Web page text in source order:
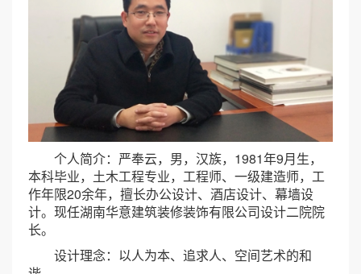
个人简介：严奉云，男，汉族，1981年9月生，
本科毕业，土木工程专业，工程师、一级建造师，工
作年限20余年，擅长办公设计、酒店设计、幕墙设
计。现任湖南华意建筑装修装饰有限公司设计二院院
长。
设计理念：以人为本、追求人、空间艺术的和